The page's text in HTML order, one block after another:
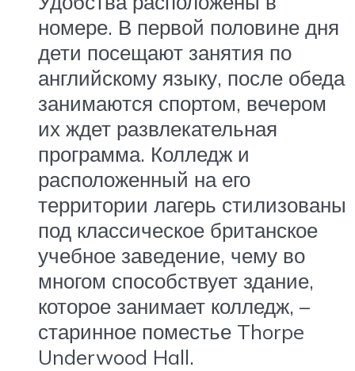
номере. В первой половине дня
дети посещают занятия по
английскому языку, после обеда
занимаются спортом, вечером
их ждет развлекательная
программа. Колледж и
расположенный на его
территории лагерь стилизованы
под классическое британское
учебное заведение, чему во
многом способствует здание,
которое занимает колледж, –
старинное поместье Thorpe
Underwood Hall.